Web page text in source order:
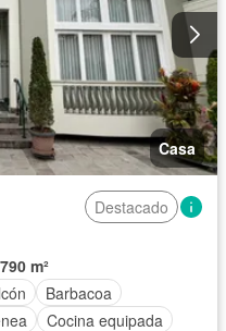
Casa
Destacado
790 m²
Barbacoa
Cocina equipada